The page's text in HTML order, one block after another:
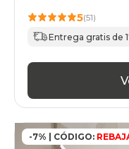
5(51)
Entrega gratis de
-7% | CÓDIGO: